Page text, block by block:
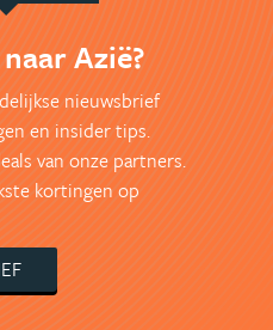
Azië?
nieuwsbrief
en insider tips.
van onze partners.
kortingen op